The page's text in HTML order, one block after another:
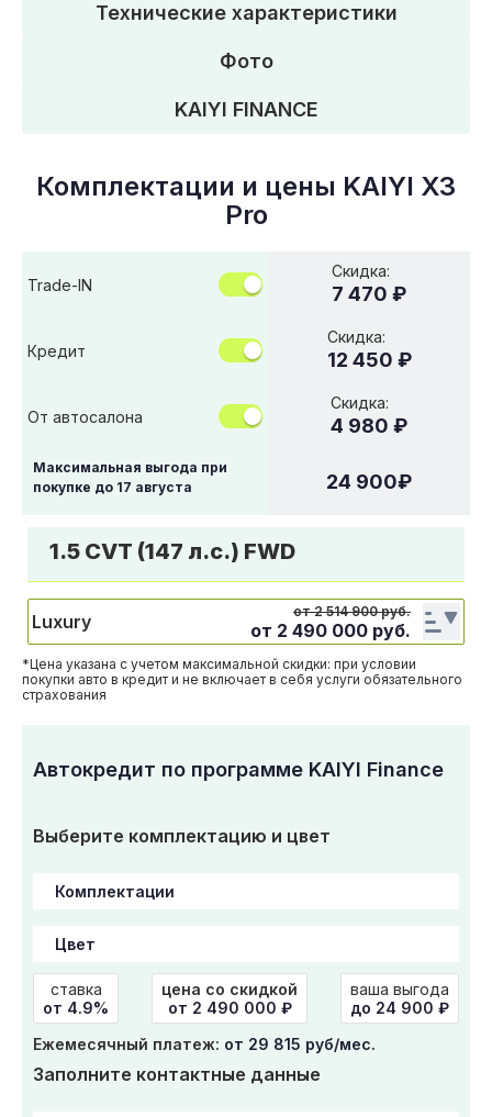
Технические характеристики
Фото
KAIYI FINANCE
Комплектации и цены KAIYI X3
Pro
Trade-IN
Скидка:
7 470 ₽
Кредит
Скидка:
12 450 ₽
От автосалона
Скидка:
4 980 ₽
Максимальная выгода при
покупке до 17 августа 24 900₽
1.5 CVT (147 л.с.) FWD
Luxury от 2 514 900 руб.
от 2 490 000 руб.
*Цена указана с учетом максимальной скидки: при условии
покупки авто в кредит и не включает в себя услуги обязательного
страхования
Автокредит по программе KAIYI Finance
Выберите комплектацию и цвет
ставка
от 4.9%
цена со скидкой
от 2 490 000 ₽
ваша выгода
до 24 900 ₽
Ежемесячный платеж: от 29 815 руб/мес.
Заполните контактные данные